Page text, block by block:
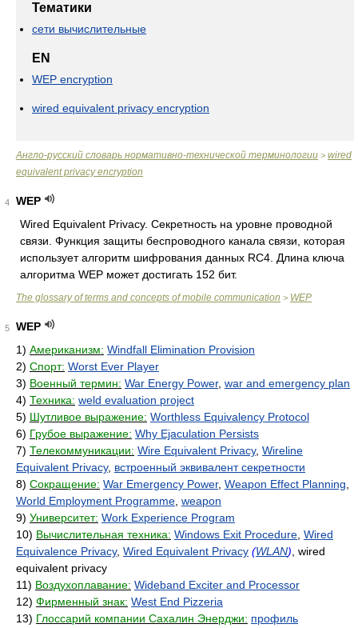
Тематики
сети вычислительные
EN
WEP encryption
wired equivalent privacy encryption
Англо-русский словарь нормативно-технической терминологии > wired
equivalent privacy encryption
4
WEP
Wired Equivalent Privacy. Секретность на уровне проводной
связи. Функция защиты беспроводного канала связи, которая
использует алгоритм шифрования данных RC4. Длина ключа
алгоритма WEP может достигать 152 бит.
The glossary of terms and concepts of mobile communication > WEP
5
WEP
1) Американизм: Windfall Elimination Provision
2) Спорт: Worst Ever Player
3) Военный термин: War Energy Power, war and emergency plan
4) Техника: weld evaluation project
5) Шутливое выражение: Worthless Equivalency Protocol
6) Грубое выражение: Why Ejaculation Persists
7) Телекоммуникации: Wire Equivalent Privacy, Wireline
Equivalent Privacy, встроенный эквивалент секретности
8) Сокращение: War Emergency Power, Weapon Effect Planning
World Employment Programme weapon
9) Университет: Work Experience Program
10) Вычислительная техника: Windows Exit Procedure Wired
Equivalence Privacy, Wired Equivalent Privacy (WLAN) , wired
equivalent privacy
11) Воздухоплавание: Wideband Exciter and Processor
12) Фирменный знак: West End Pizzeria
13) Глоссарий компании Сахалин Энерджи: профиль